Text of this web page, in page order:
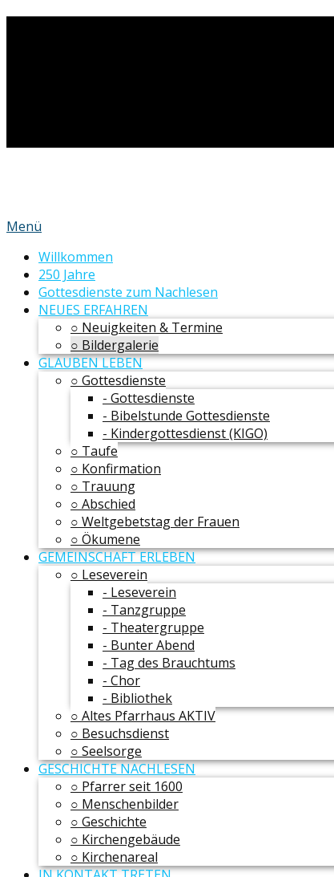
Menü
Willkommen
250 Jahre
Gottesdienste zum Nachlesen
NEUES ERFAHREN
○ Neuigkeiten & Termine
○ Bildergalerie
GLAUBEN LEBEN
○ Gottesdienste
- Gottesdienste
- Bibelstunde Gottesdienste
- Kindergottesdienst (KIGO)
○ Taufe
○ Konfirmation
○ Trauung
○ Abschied
○ Weltgebetstag der Frauen
○ Ökumene
GEMEINSCHAFT ERLEBEN
○ Leseverein
- Leseverein
- Tanzgruppe
- Theatergruppe
- Bunter Abend
- Tag des Brauchtums
- Chor
- Bibliothek
○ Altes Pfarrhaus AKTIV
○ Besuchsdienst
○ Seelsorge
GESCHICHTE NACHLESEN
○ Pfarrer seit 1600
○ Menschenbilder
○ Geschichte
○ Kirchengebäude
○ Kirchenareal